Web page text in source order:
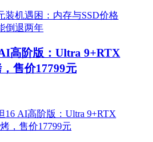
高阶版：Ultra 9+RTX
售价17799元